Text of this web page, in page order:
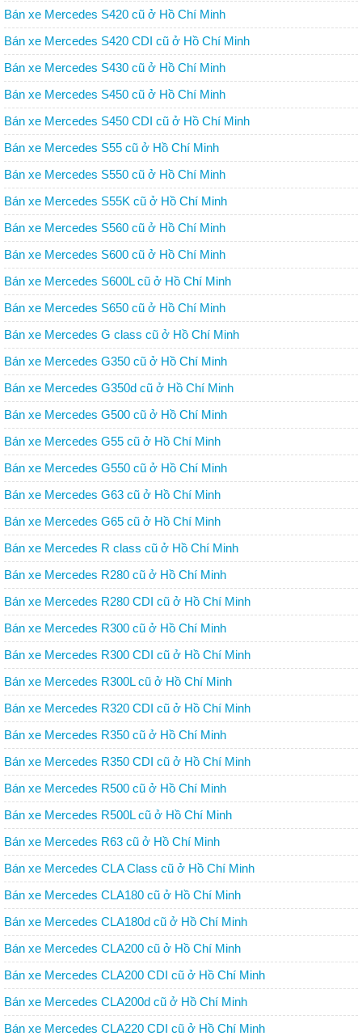
Bán xe Mercedes S420 cũ ở Hồ Chí Minh
Bán xe Mercedes S420 CDI cũ ở Hồ Chí Minh
Bán xe Mercedes S430 cũ ở Hồ Chí Minh
Bán xe Mercedes S450 cũ ở Hồ Chí Minh
Bán xe Mercedes S450 CDI cũ ở Hồ Chí Minh
Bán xe Mercedes S55 cũ ở Hồ Chí Minh
Bán xe Mercedes S550 cũ ở Hồ Chí Minh
Bán xe Mercedes S55K cũ ở Hồ Chí Minh
Bán xe Mercedes S560 cũ ở Hồ Chí Minh
Bán xe Mercedes S600 cũ ở Hồ Chí Minh
Bán xe Mercedes S600L cũ ở Hồ Chí Minh
Bán xe Mercedes S650 cũ ở Hồ Chí Minh
Bán xe Mercedes G class cũ ở Hồ Chí Minh
Bán xe Mercedes G350 cũ ở Hồ Chí Minh
Bán xe Mercedes G350d cũ ở Hồ Chí Minh
Bán xe Mercedes G500 cũ ở Hồ Chí Minh
Bán xe Mercedes G55 cũ ở Hồ Chí Minh
Bán xe Mercedes G550 cũ ở Hồ Chí Minh
Bán xe Mercedes G63 cũ ở Hồ Chí Minh
Bán xe Mercedes G65 cũ ở Hồ Chí Minh
Bán xe Mercedes R class cũ ở Hồ Chí Minh
Bán xe Mercedes R280 cũ ở Hồ Chí Minh
Bán xe Mercedes R280 CDI cũ ở Hồ Chí Minh
Bán xe Mercedes R300 cũ ở Hồ Chí Minh
Bán xe Mercedes R300 CDI cũ ở Hồ Chí Minh
Bán xe Mercedes R300L cũ ở Hồ Chí Minh
Bán xe Mercedes R320 CDI cũ ở Hồ Chí Minh
Bán xe Mercedes R350 cũ ở Hồ Chí Minh
Bán xe Mercedes R350 CDI cũ ở Hồ Chí Minh
Bán xe Mercedes R500 cũ ở Hồ Chí Minh
Bán xe Mercedes R500L cũ ở Hồ Chí Minh
Bán xe Mercedes R63 cũ ở Hồ Chí Minh
Bán xe Mercedes CLA Class cũ ở Hồ Chí Minh
Bán xe Mercedes CLA180 cũ ở Hồ Chí Minh
Bán xe Mercedes CLA180d cũ ở Hồ Chí Minh
Bán xe Mercedes CLA200 cũ ở Hồ Chí Minh
Bán xe Mercedes CLA200 CDI cũ ở Hồ Chí Minh
Bán xe Mercedes CLA200d cũ ở Hồ Chí Minh
Bán xe Mercedes CLA220 CDI cũ ở Hồ Chí Minh